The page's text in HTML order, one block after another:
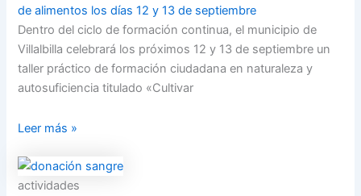
de alimentos los días 12 y 13 de septiembre
Dentro del ciclo de formación continua, el municipio de
Villalbilla celebrará los próximos 12 y 13 de septiembre un
taller práctico de formación ciudadana en naturaleza y
autosuficiencia titulado «Cultivar
Leer más »
actividades